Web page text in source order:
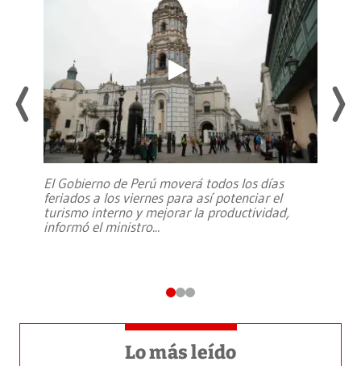
El Gobierno de Perú moverá todos los días
feriados a los viernes para así potenciar el
turismo interno y mejorar la productividad,
informó el ministro...
Lo más leído